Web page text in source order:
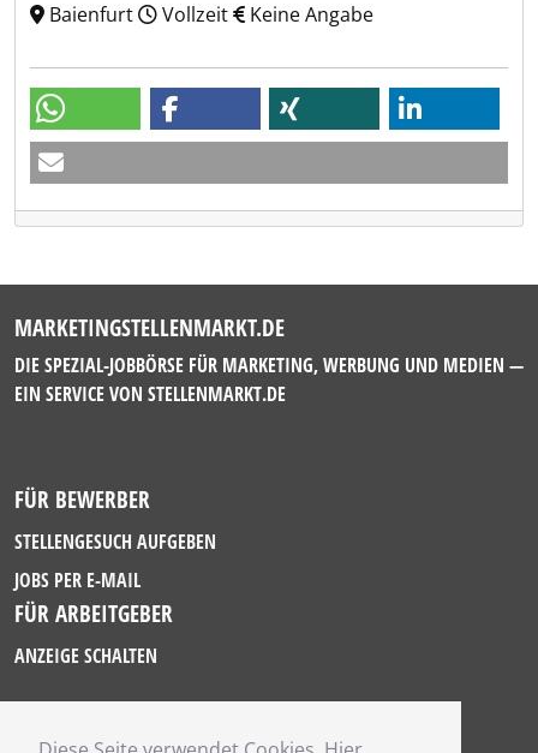
Baienfurt
Vollzeit Keine Angabe
MARKETINGSTELLENMARKT.DE
DIE SPEZIAL-JOBBÖRSE FÜR MARKETING, WERBUNG UND MEDIEN —
EIN SERVICE VON STELLENMARKT.DE
FÜR BEWERBER
STELLENGESUCH AUFGEBEN
JOBS PER E-MAIL
FÜR ARBEITGEBER
ANZEIGE SCHALTEN